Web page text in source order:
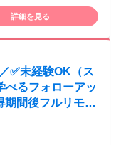
伸びそう！」など、
どの基本的な操作
もぴ
から身につけたい ・
・キャリアを自分の
ーケティングを極め
経験を
やAdobe
詳細を見る
✅未経験OK（ス
べるフォローアッ
期間後フルリモー
り）✅ゆくゆく
応まで担当）